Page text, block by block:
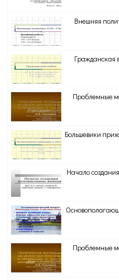
Внешняя
Гражданская
Проблемные
Большевики
Начало
Проблемные